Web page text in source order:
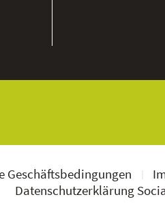
Geschäftsbedingungen
Datenschutzerklärung